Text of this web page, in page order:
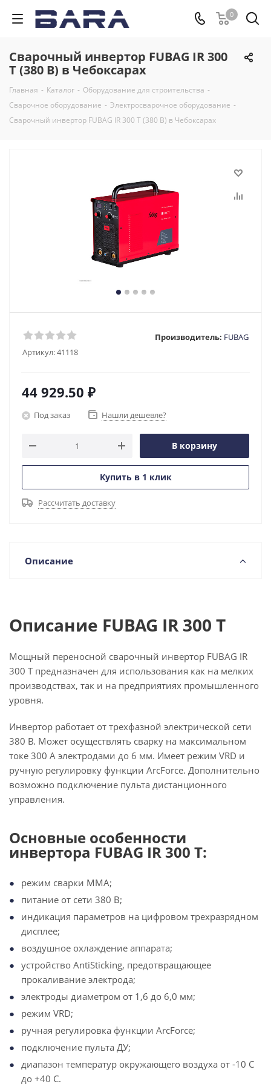
0
Сварочный инвертор FUBAG IR 300
T (380 В) в Чебоксарах
Главная - Каталог - Оборудование для строительства -
Сварочное оборудование - Электросварочное оборудование -
Сварочный инвертор FUBAG IR 300 T (380 В) в Чебоксарах
Артикул:41118
Производитель: FUBAG
44 929.50 ₽
Под заказ Нашли дешевле?
В корзину
Купить в 1 клик
Рассчитать доставку
Описание
Описание FUBAG IR 300 T
Мощный переносной сварочный инвертор FUBAG IR
300 T предназначен для использования как на мелких
производствах, так и на предприятиях промышленного
уровня.
Инвертор работает от трехфазной электрической сети
380 В. Может осуществлять сварку на максимальном
токе 300 А электродами до 6 мм. Имеет режим VRD и
ручную регулировку функции ArcForce. Дополнительно
возможно подключение пульта дистанционного
управления.
Основные особенности
инвертора FUBAG IR 300 T:
режим сварки ММА;
питание от сети 380 В;
индикация параметров на цифровом трехразрядном
дисплее;
воздушное охлаждение аппарата;
устройство AntiSticking, предотвращающее
прокаливание электрода;
электроды диаметром от 1,6 до 6,0 мм;
режим VRD;
ручная регулировка функции ArcForce;
подключение пульта ДУ;
диапазон температур окружающего воздуха от -10 C
до +40 C.